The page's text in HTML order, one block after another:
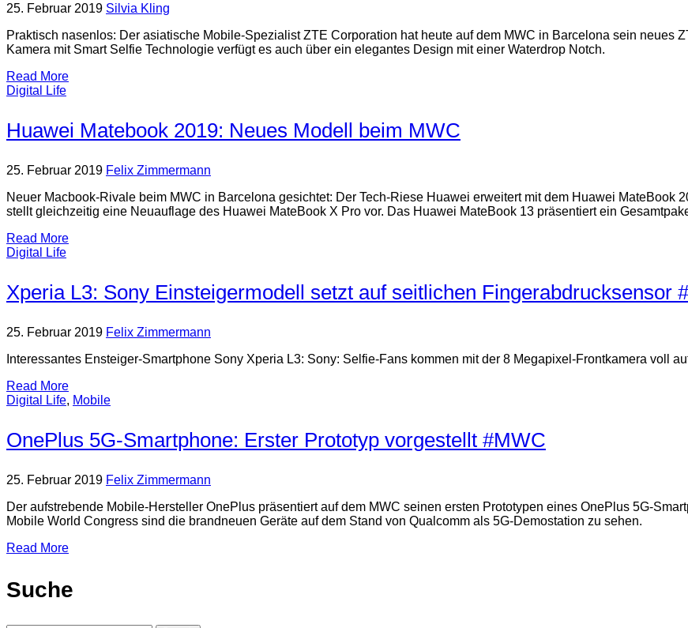
25. Februar 2019 Silvia Kling
Praktisch nasenlos: Der asiatische Mobile-Spezialist ZTE Corporation hat heute auf dem MWC in Barcelona sein neues
Kamera mit Smart Selfie Technologie verfügt es auch über ein elegantes Design mit einer Waterdrop Notch.
Read More
Digital Life
Huawei Matebook 2019: Neues Modell beim MWC
25. Februar 2019 Felix Zimmermann
Neuer Macbook-Rivale beim MWC in Barcelona gesichtet: Der Tech-Riese Huawei erweitert mit dem Huawei MateBook
stellt gleichzeitig eine Neuauflage des Huawei MateBook X Pro vor. Das Huawei MateBook 13 präsentiert ein
Read More
Digital Life
Xperia L3: Sony Einsteigermodell setzt auf seitlichen Fingerabdrucksensor
25. Februar 2019 Felix Zimmermann
Interessantes Ensteiger-Smartphone Sony Xperia L3: Sony: Selfie-Fans kommen mit der 8 Megapixel-Frontkamera voll
Read More
Digital Life, Mobile
OnePlus 5G-Smartphone: Erster Prototyp vorgestellt #MWC
25. Februar 2019 Felix Zimmermann
Der aufstrebende Mobile-Hersteller OnePlus präsentiert auf dem MWC seinen ersten Prototypen eines OnePlus 5G-
Mobile World Congress sind die brandneuen Geräte auf dem Stand von Qualcomm als 5G-Demostation zu sehen.
Read More
Suche